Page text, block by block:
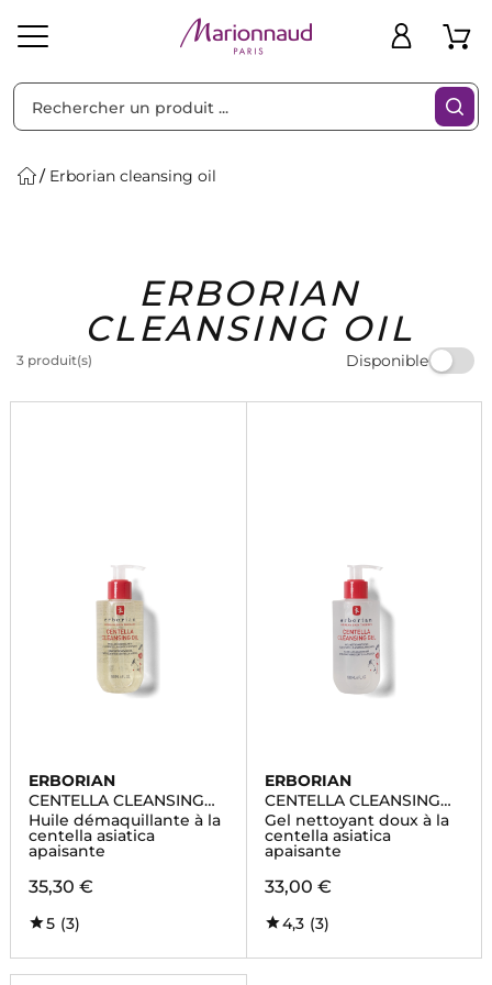
Homme Marques Idées
Cadeaux
Erborian cleansing oil
ERBORIAN
CLEANSING OIL
3 produit(s) Disponible
Filtres
ERBORIAN
CENTELLA CLEANSING
OIL
Huile démaquillante à la
centella asiatica
apaisante
35,30 €
5 (3)
ERBORIAN
CENTELLA CLEANSING
GEL
Gel nettoyant doux à la
centella asiatica
apaisante
33,00 €
4,3 (3)